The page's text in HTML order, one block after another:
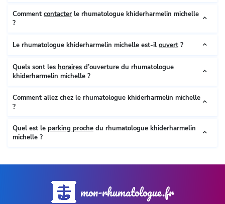
Comment contacter le rhumatologue khiderharmelin michelle
?
Le rhumatologue khiderharmelin michelle est-il ouvert ?
Quels sont les horaires d’ouverture du rhumatologue
khiderharmelin michelle ?
Comment allez chez le rhumatologue khiderharmelin michelle
?
Quel est le parking proche du rhumatologue khiderharmelin
michelle ?
mon-rhumatologue.fr